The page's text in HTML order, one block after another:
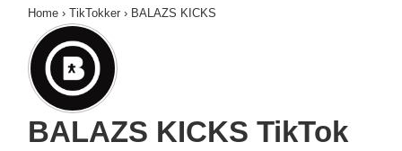
Home › TikTokker › BALAZS KICKS
BALAZS KICKS TikTok